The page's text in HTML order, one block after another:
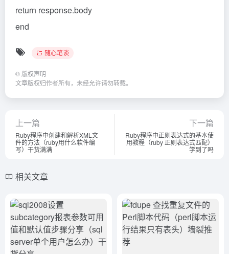
return response.body
end
随心笔谈
© 版权声明
文章版权归作者所有，未经允许请勿转载。
上一篇
Ruby程序中创建和解析XML文
件的方法（ruby用什么软件编
写）干货满满
下一篇
Ruby程序中正则表达式的基本使
用教程（ruby 正则表达式匹配）
学到了吗
相关文章